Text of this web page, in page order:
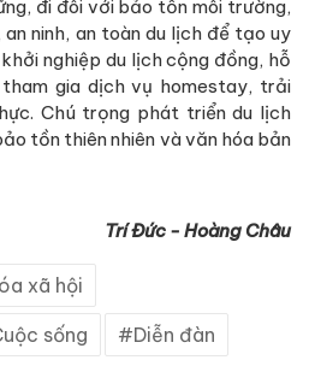
đi đôi với bảo tồn môi trường,
ninh, an toàn du lịch để tạo uy
nghiệp du lịch cộng đồng, hỗ
gia dịch vụ homestay, trải
Chú trọng phát triển du lịch
tồn thiên nhiên và văn hóa bản
Trí Đức - Hoàng Châu
xã hội
sống Diễn đàn